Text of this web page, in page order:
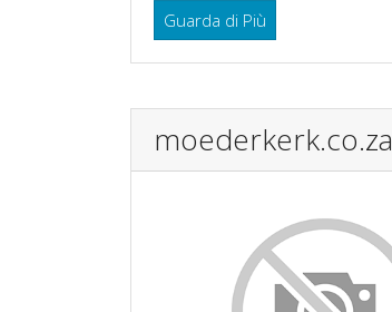
Guarda di Più
moederkerk.co.za